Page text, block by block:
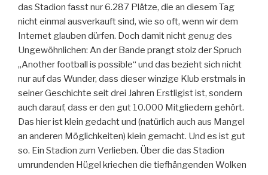
das Stadion fasst nur 6.287 Plätze, die an diesem Tag
nicht einmal ausverkauft sind, wie so oft, wenn wir dem
Internet glauben dürfen. Doch damit nicht genug des
Ungewöhnlichen: An der Bande prangt stolz der Spruch
„Another football is possible“ und das bezieht sich nicht
nur auf das Wunder, dass dieser winzige Klub erstmals in
seiner Geschichte seit drei Jahren Erstligist ist, sondern
auch darauf, dass er den gut 10.000 Mitgliedern gehört.
Das hier ist klein gedacht und (natürlich auch aus Mangel
an anderen Möglichkeiten) klein gemacht. Und es ist gut
so. Ein Stadion zum Verlieben. Über die das Stadion
umrundenden Hügel kriechen die tiefhängenden Wolken